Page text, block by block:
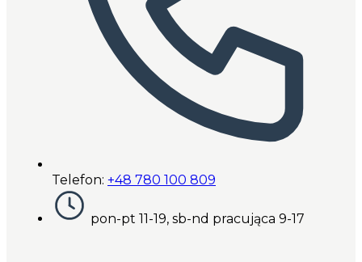
Telefon: +48 780 100 809
pon-pt 11-19, sb-nd pracująca 9-17